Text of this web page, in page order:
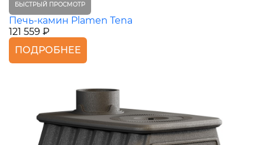
БЫСТРЫЙ ПРОСМОТР
Печь-камин Plamen Tena
121 559 ₽
ПОДРОБНЕЕ